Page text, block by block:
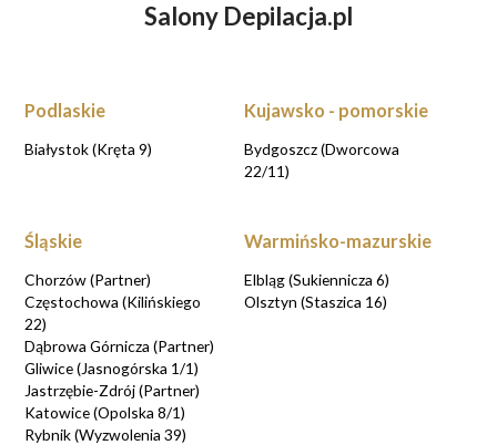
Salony Depilacja.pl
Podlaskie
Białystok (Kręta 9)
Kujawsko - pomorskie
Bydgoszcz (Dworcowa
22/11)
Śląskie
Chorzów (Partner)
Częstochowa (Kilińskiego
22)
Dąbrowa Górnicza (Partner)
Gliwice (Jasnogórska 1/1)
Jastrzębie-Zdrój (Partner)
Katowice (Opolska 8/1)
Rybnik (Wyzwolenia 39)
Warmińsko-mazurskie
Elbląg (Sukiennicza 6)
Olsztyn (Staszica 16)